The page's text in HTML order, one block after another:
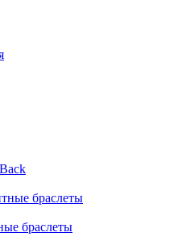
Back
браслеты
браслеты